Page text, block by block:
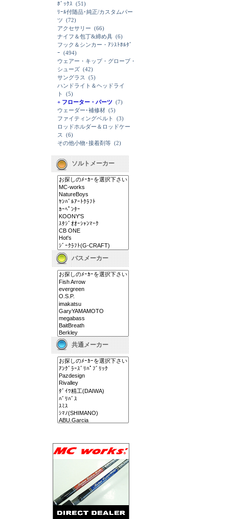
ﾎﾞｯｸｽ (51)
ﾘｰﾙ付随品･純正/カスタムパー
ツ (72)
アクセサリー (66)
ナイフ＆包丁&締め具 (6)
フック＆シンカー・ｱｼｽﾄﾎﾙﾀﾞ
ｰ (494)
ウェアー・キップ・グローブ・
シューズ (42)
サングラス
(5)
ハンドライト＆ヘッドライ
ト
(5)
+ フローター・パーツ (7)
ウェーダー･補修材 (5)
ファイティングベルト
(3)
ロッドホルダー＆ロッドケー
ス
(6)
その他小物･接着剤等 (2)
ソルトメーカー
バスメーカー
共通メーカー